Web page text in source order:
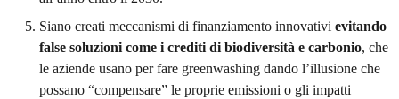
Siano creati meccanismi di finanziamento innovativi evitando
false soluzioni come i crediti di biodiversità e carbonio, che
le aziende usano per fare greenwashing dando l’illusione che
possano “compensare” le proprie emissioni o gli impatti